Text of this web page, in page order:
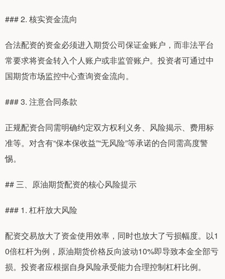
### 2. 核实资金流向
合法配资的资金必须进入期货公司保证金账户，而非法平台
常要求将资金转入个人账户或非监管账户。投资者可通过中
国期货市场监控中心查询资金流向。
### 3. 注意合同条款
正规配资合同需明确约定双方权利义务、风险揭示、费用标
准等。对含有“保本保收益”“无风险”等承诺的合同需高度警
惕。
## 三、原油期货配资的核心风险提示
### 1. 杠杆放大风险
配资交易放大了资金使用效率，同时也放大了亏损幅度。以1
0倍杠杆为例，原油期货价格反向波动10%即导致本金全部亏
损。投资者应根据自身风险承受能力合理控制杠杆比例。